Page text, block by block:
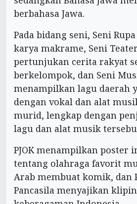
berbahasa Jawa.
Pada bidang seni, Seni
karya makrame, Seni
pertunjukan cerita rakyat
berkelompok, dan Seni
menampilkan lagu daerah
dengan vokal dan alat
murid, lengkap dengan
lagu dan alat musik
PJOK menampilkan poster
tentang olahraga favorit
Arab membuat komik, dan
Pancasila menyajikan